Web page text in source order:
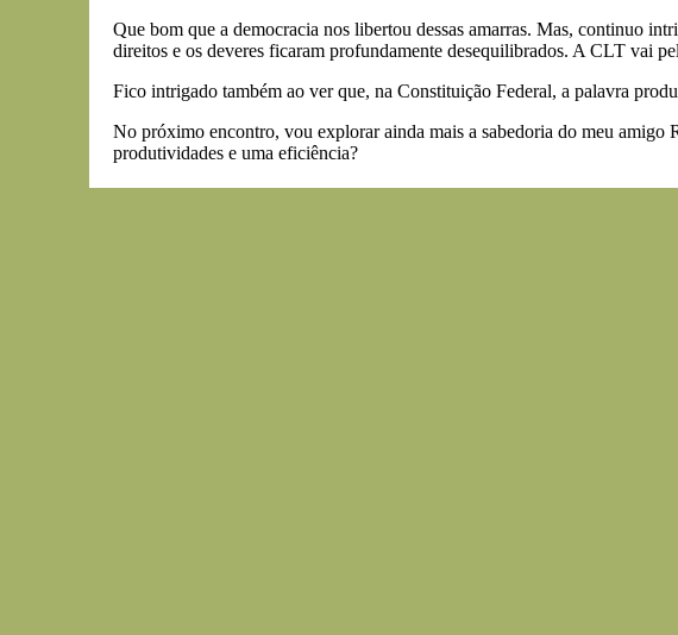
Que bom que a democracia nos libertou dessas amarras. Mas, continuo
direitos e os deveres ficaram profundamente desequilibrados. A CLT vai
Fico intrigado também ao ver que, na Constituição Federal, a palavra
No próximo encontro, vou explorar ainda mais a sabedoria do meu amigo
produtividades e uma eficiência?